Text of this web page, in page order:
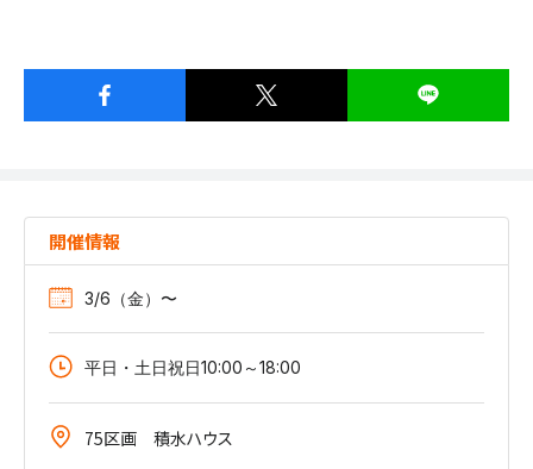
開催情報
3/6（金）〜
平日・土日祝日10:00～18:00
75区画 積水ハウス